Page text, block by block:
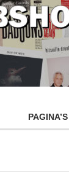
PAGINA’S